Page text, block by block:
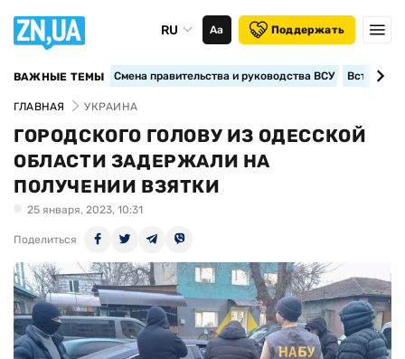
RU Аа Поддержать
ВАЖНЫЕ ТЕМЫ Смена правительства и руководства ВСУ
ГЛАВНАЯ УКРАИНА
ГОРОДСКОГО ГОЛОВУ ИЗ ОДЕССКОЙ
ОБЛАСТИ ЗАДЕРЖАЛИ НА
ПОЛУЧЕНИИ ВЗЯТКИ
25 января, 2023, 10:31
Поделиться